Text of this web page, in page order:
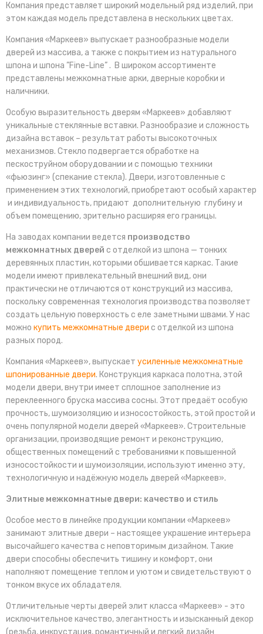
Компания представляет широкий модельный ряд изделий, при
этом каждая модель представлена в нескольких цветах.
Компания «Маркеев» выпускает разнообразные модели
дверей из массива, а также с покрытием из натурального
шпона и шпона ”Fine-Line” . В широком ассортименте
представлены межкомнатные арки, дверные коробки и
наличники.
Особую выразительность дверям «Маркеев» добавляют
уникальные стеклянные вставки. Разнообразие и сложность
дизайна вставок – результат работы высокоточных
механизмов. Стекло подвергается обработке на
пескоструйном оборудовании и с помощью техники
«фьюзинг» (спекание стекла). Двери, изготовленные с
применением этих технологий, приобретают особый характер
и индивидуальность, придают дополнительную глубину и
объем помещению, зрительно расширяя его границы.
На заводах компании ведется производство
межкомнатных дверей с отделкой из шпона — тонких
деревянных пластин, которыми обшивается каркас. Такие
модели имеют привлекательный внешний вид, они
практически не отличаются от конструкций из массива,
поскольку современная технология производства позволяет
создать цельную поверхность с еле заметными швами. У нас
можно купить межкомнатные двери с отделкой из шпона
разных пород.
Компания «Маркеев», выпускает усиленные межкомнатные
шпонированные двери. Конструкция каркаса полотна, этой
модели двери, внутри имеет сплошное заполнение из
переклеенного бруска массива сосны. Этот предаёт особую
прочность, шумоизоляцию и износостойкость, этой простой и
очень популярной модели дверей «Маркеев». Строительные
организации, производящие ремонт и реконструкцию,
общественных помещений с требованиями к повышенной
износостойкости и шумоизоляции, используют именно эту,
технологичную и надёжную модель дверей «Маркеев».
Элитные межкомнатные двери: качество и стиль
Особое место в линейке продукции компании «Маркеев»
занимают элитные двери – настоящее украшение интерьера
высочайшего качества с неповторимым дизайном. Такие
двери способны обеспечить тишину и комфорт, они
наполняют помещение теплом и уютом и свидетельствуют о
тонком вкусе их обладателя.
Отличительные черты дверей элит класса «Маркеев» - это
исключительное качество, элегантность и изысканный декор
(резьба, инкрустация, романтичный и легкий дизайн